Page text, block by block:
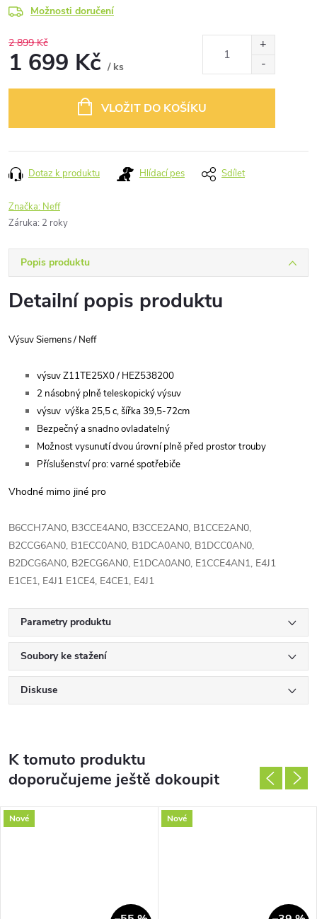
Možnosti doručení
2 899 Kč
1 699 Kč / ks
VLOŽIT DO KOŠÍKU
Dotaz k produktu Hlídací pes Sdílet
Značka: Neff
Záruka: 2 roky
Popis produktu
Detailní popis produktu
Výsuv Siemens / Neff
výsuv Z11TE25X0 / HEZ538200
2 násobný plně teleskopický výsuv
výsuv výška 25,5 c, šířka 39,5-72cm
Bezpečný a snadno ovladatelný
Možnost vysunutí dvou úrovní plně před prostor trouby
Příslušenství pro: varné spotřebiče
Vhodné mimo jiné pro
B6CCH7AN0, B3CCE4AN0, B3CCE2AN0, B1CCE2AN0,
B2CCG6AN0, B1ECC0AN0, B1DCA0AN0, B1DCC0AN0,
B2DCG6AN0, B2ECG6AN0, E1DCA0AN0, E1CCE4AN1, E4J1
E1CE1, E4J1 E1CE4, E4CE1, E4J1
Parametry produktu
Soubory ke stažení
Diskuse
K tomuto produktu
doporučujeme ještě dokoupit
Nové Nové